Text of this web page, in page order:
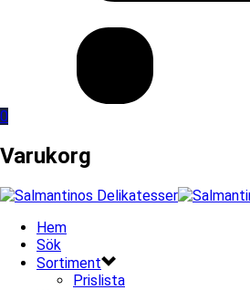
0
Varukorg
Hem
Sök
Sortiment
Prislista